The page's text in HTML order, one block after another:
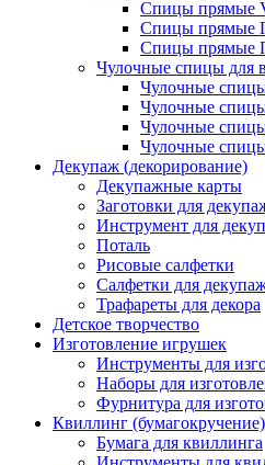
Спицы прямые
Спицы прямые
Спицы прямые
Чулочные спицы для
Чулочные
Чулочные
Чулочные
Чулочные
Декупаж (декорирование)
Декупажные карты
Заготовки для
Инструмент для
Поталь
Рисовые салфетки
Салфетки для
Трафареты для декора
Детское творчество
Изготовление игрушек
Инструменты для
Наборы для
Фурнитура для
Квиллинг (бумагокручение)
Бумага для квиллинга